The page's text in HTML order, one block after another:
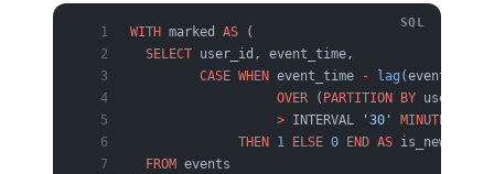
WITH marked AS (
  SELECT
user_id, event_time,
         CASE
WHEN event_time - lag (event_time)
                   OVER
( PARTITION BY user_id
                   >
INTERVAL '30'
MINUTE
              THEN
1 ELSE 0 END AS
  FROM
events